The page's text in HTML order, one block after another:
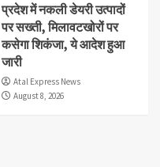
प्रदेश में नकली डेयरी उत्पादों
पर सख्ती, मिलावटखोरों पर
कसेगा शिकंजा, ये आदेश हुआ
जारी
Atal Express News
August 8, 2026